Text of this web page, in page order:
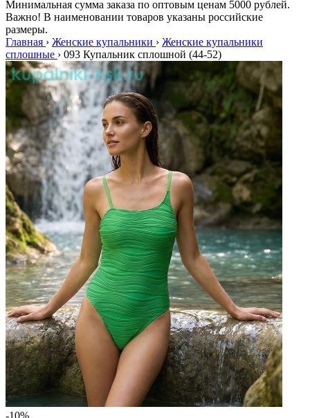
Минимальная сумма заказа по оптовым ценам 5000 рублей.
Важно! В наименовании товаров указаны российские
размеры.
Главная › Женские купальники › Женские купальники
сплошные › 093 Купальник сплошной (44-52)
-10%